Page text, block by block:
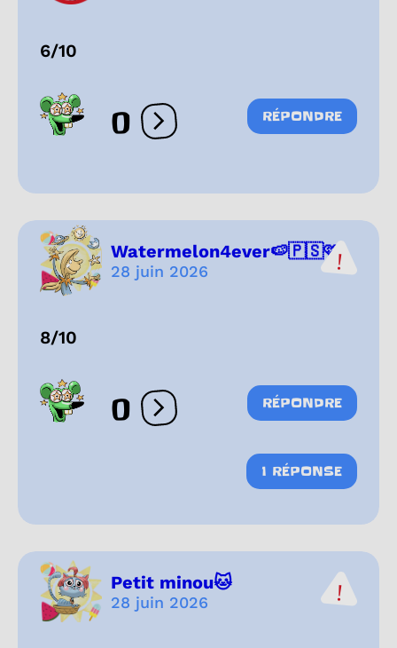
6/10
0 Ouvrir les réactions
RÉPONDRE
Watermelon4ever🍉🇵🇸🩷
28 juin 2026
8/10
0 Ouvrir les réactions
RÉPONDRE
1 RÉPONSE
Petit minou🐱
28 juin 2026